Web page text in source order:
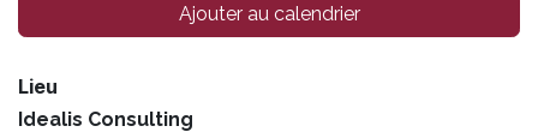
Ajouter au calendrier
Lieu
Idealis Consulting